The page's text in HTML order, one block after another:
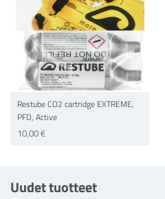
Restube CO2 cartridge EXTREME,
PFD, Active
10,00 €
Uudet tuotteet